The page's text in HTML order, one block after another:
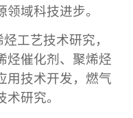
域科技进步。
工艺技术研究，
烃催化剂、聚烯烃
用技术开发，燃气
研究。